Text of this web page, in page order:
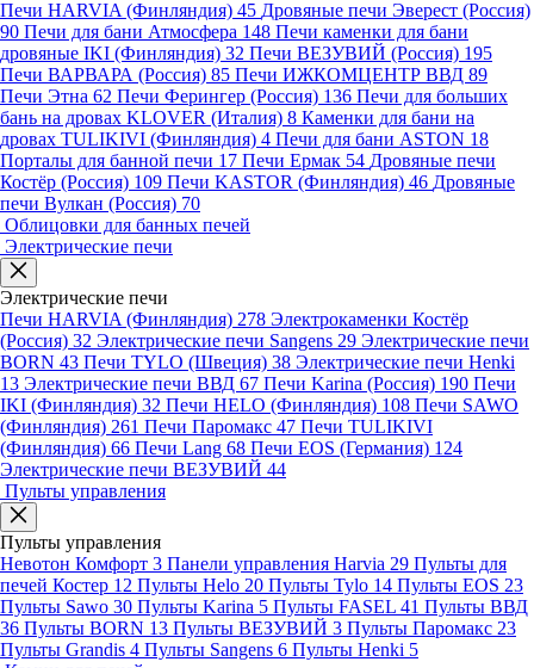
Печи HARVIA (Финляндия) 45 Дровяные печи Эверест (Россия)
90 Печи для бани Атмосфера 148 Печи каменки для бани
дровяные IKI (Финляндия) 32 Печи ВЕЗУВИЙ (Россия) 195
Печи ВАРВАРА (Россия) 85 Печи ИЖКОМЦЕНТР ВВД 89
Печи Этна 62 Печи Ферингер (Россия) 136 Печи для больших
бань на дровах KLOVER (Италия) 8 Каменки для бани на
дровах TULIKIVI (Финляндия) 4 Печи для бани ASTON 18
Порталы для банной печи 17 Печи Ермак 54 Дровяные печи
Костёр (Россия) 109 Печи KASTOR (Финляндия) 46 Дровяные
печи Вулкан (Россия) 70
Облицовки для банных печей
Электрические печи
Электрические печи
Печи HARVIA (Финляндия) 278 Электрокаменки Костёр
(Россия) 32 Электрические печи Sangens 29 Электрические печи
BORN 43 Печи TYLO (Швеция) 38 Электрические печи Henki
13 Электрические печи ВВД 67 Печи Karina (Россия) 190 Печи
IKI (Финляндия) 32 Печи HELO (Финляндия) 108 Печи SAWO
(Финляндия) 261 Печи Паромакс 47 Печи TULIKIVI
(Финляндия) 66 Печи Lang 68 Печи EOS (Германия) 124
Электрические печи ВЕЗУВИЙ 44
Пульты управления
Пульты управления
Невотон Комфорт 3 Панели управления Harvia 29 Пульты для
печей Костер 12 Пульты Helo 20 Пульты Tylo 14 Пульты EOS 23
Пульты Sawo 30 Пульты Karina 5 Пульты FASEL 41 Пульты ВВД
36 Пульты BORN 13 Пульты ВЕЗУВИЙ 3 Пульты Паромакс 23
Пульты Grandis 4 Пульты Sangens 6 Пульты Henki 5